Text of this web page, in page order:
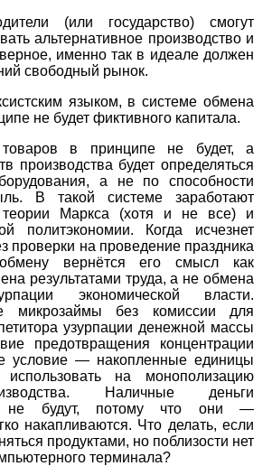
(или государство) смогут
альтернативное производство и
именно так в идеале должен
свободный рынок.
языком, в системе обмена
не будет фиктивного капитала.
товаров в принципе не будет, а
производства будет определяться
а не по способности
В такой системе заработают
Маркса (хотя и не все) и
политэкономии. Когда исчезнет
проверки на проведение праздника
вернётся его смысл как
результатами труда, а не обмена
экономической власти.
микрозаймы без комиссии для
узурпации денежной массы
предотвращения концентрации
условие — накопленные единицы
на монополизацию
Наличные деньги
не будут, потому что они —
накапливаются. Что делать, если
продуктами, но поблизости нет
терминала?